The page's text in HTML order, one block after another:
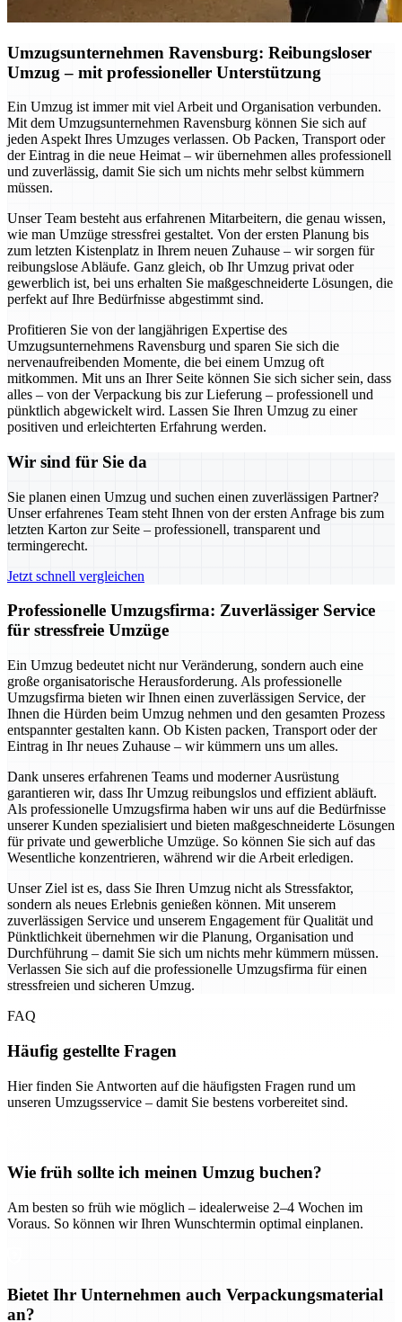
Umzugsunternehmen Ravensburg: Reibungsloser
Umzug – mit professioneller Unterstützung
Ein Umzug ist immer mit viel Arbeit und Organisation verbunden.
Mit dem Umzugsunternehmen Ravensburg können Sie sich auf
jeden Aspekt Ihres Umzuges verlassen. Ob Packen, Transport oder
der Eintrag in die neue Heimat – wir übernehmen alles professionell
und zuverlässig, damit Sie sich um nichts mehr selbst kümmern
müssen.
Unser Team besteht aus erfahrenen Mitarbeitern, die genau wissen,
wie man Umzüge stressfrei gestaltet. Von der ersten Planung bis
zum letzten Kistenplatz in Ihrem neuen Zuhause – wir sorgen für
reibungslose Abläufe. Ganz gleich, ob Ihr Umzug privat oder
gewerblich ist, bei uns erhalten Sie maßgeschneiderte Lösungen, die
perfekt auf Ihre Bedürfnisse abgestimmt sind.
Profitieren Sie von der langjährigen Expertise des
Umzugsunternehmens Ravensburg und sparen Sie sich die
nervenaufreibenden Momente, die bei einem Umzug oft
mitkommen. Mit uns an Ihrer Seite können Sie sich sicher sein, dass
alles – von der Verpackung bis zur Lieferung – professionell und
pünktlich abgewickelt wird. Lassen Sie Ihren Umzug zu einer
positiven und erleichterten Erfahrung werden.
Wir sind für Sie da
Sie planen einen Umzug und suchen einen zuverlässigen Partner?
Unser erfahrenes Team steht Ihnen von der ersten Anfrage bis zum
letzten Karton zur Seite – professionell, transparent und
termingerecht.
Jetzt schnell vergleichen
Professionelle Umzugsfirma: Zuverlässiger Service
für stressfreie Umzüge
Ein Umzug bedeutet nicht nur Veränderung, sondern auch eine
große organisatorische Herausforderung. Als professionelle
Umzugsfirma bieten wir Ihnen einen zuverlässigen Service, der
Ihnen die Hürden beim Umzug nehmen und den gesamten Prozess
entspannter gestalten kann. Ob Kisten packen, Transport oder der
Eintrag in Ihr neues Zuhause – wir kümmern uns um alles.
Dank unseres erfahrenen Teams und moderner Ausrüstung
garantieren wir, dass Ihr Umzug reibungslos und effizient abläuft.
Als professionelle Umzugsfirma haben wir uns auf die Bedürfnisse
unserer Kunden spezialisiert und bieten maßgeschneiderte Lösungen
für private und gewerbliche Umzüge. So können Sie sich auf das
Wesentliche konzentrieren, während wir die Arbeit erledigen.
Unser Ziel ist es, dass Sie Ihren Umzug nicht als Stressfaktor,
sondern als neues Erlebnis genießen können. Mit unserem
zuverlässigen Service und unserem Engagement für Qualität und
Pünktlichkeit übernehmen wir die Planung, Organisation und
Durchführung – damit Sie sich um nichts mehr kümmern müssen.
Verlassen Sie sich auf die professionelle Umzugsfirma für einen
stressfreien und sicheren Umzug.
FAQ
Häufig gestellte Fragen
Hier finden Sie Antworten auf die häufigsten Fragen rund um
unseren Umzugsservice – damit Sie bestens vorbereitet sind.
Wie früh sollte ich meinen Umzug buchen?
Am besten so früh wie möglich – idealerweise 2–4 Wochen im
Voraus. So können wir Ihren Wunschtermin optimal einplanen.
Bietet Ihr Unternehmen auch Verpackungsmaterial
an?